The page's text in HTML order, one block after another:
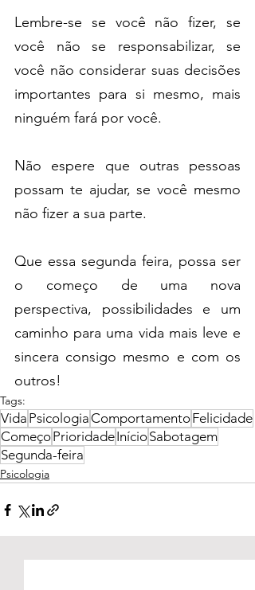
Lembre-se se você não fizer, se
você não se responsabilizar, se
você não considerar suas decisões
importantes para si mesmo, mais
ninguém fará por você.
Não espere que outras pessoas
possam te ajudar, se você mesmo
não fizer a sua parte.
Que essa segunda feira, possa ser
o começo de uma nova
perspectiva, possibilidades e um
caminho para uma vida mais leve e
sincera consigo mesmo e com os
outros!
Tags:
Vida PsicologiaComportamentoFelicidade
ComeçoPrioridadeInícioSabotagem
Segunda-feira
Psicologia